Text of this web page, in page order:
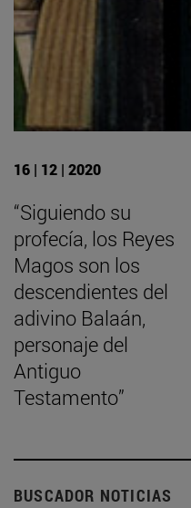
16 | 12 | 2020
“Siguiendo su
profecía, los Reyes
Magos son los
descendientes del
adivino Balaán,
personaje del
Antiguo
Testamento”
BUSCADOR NOTICIAS